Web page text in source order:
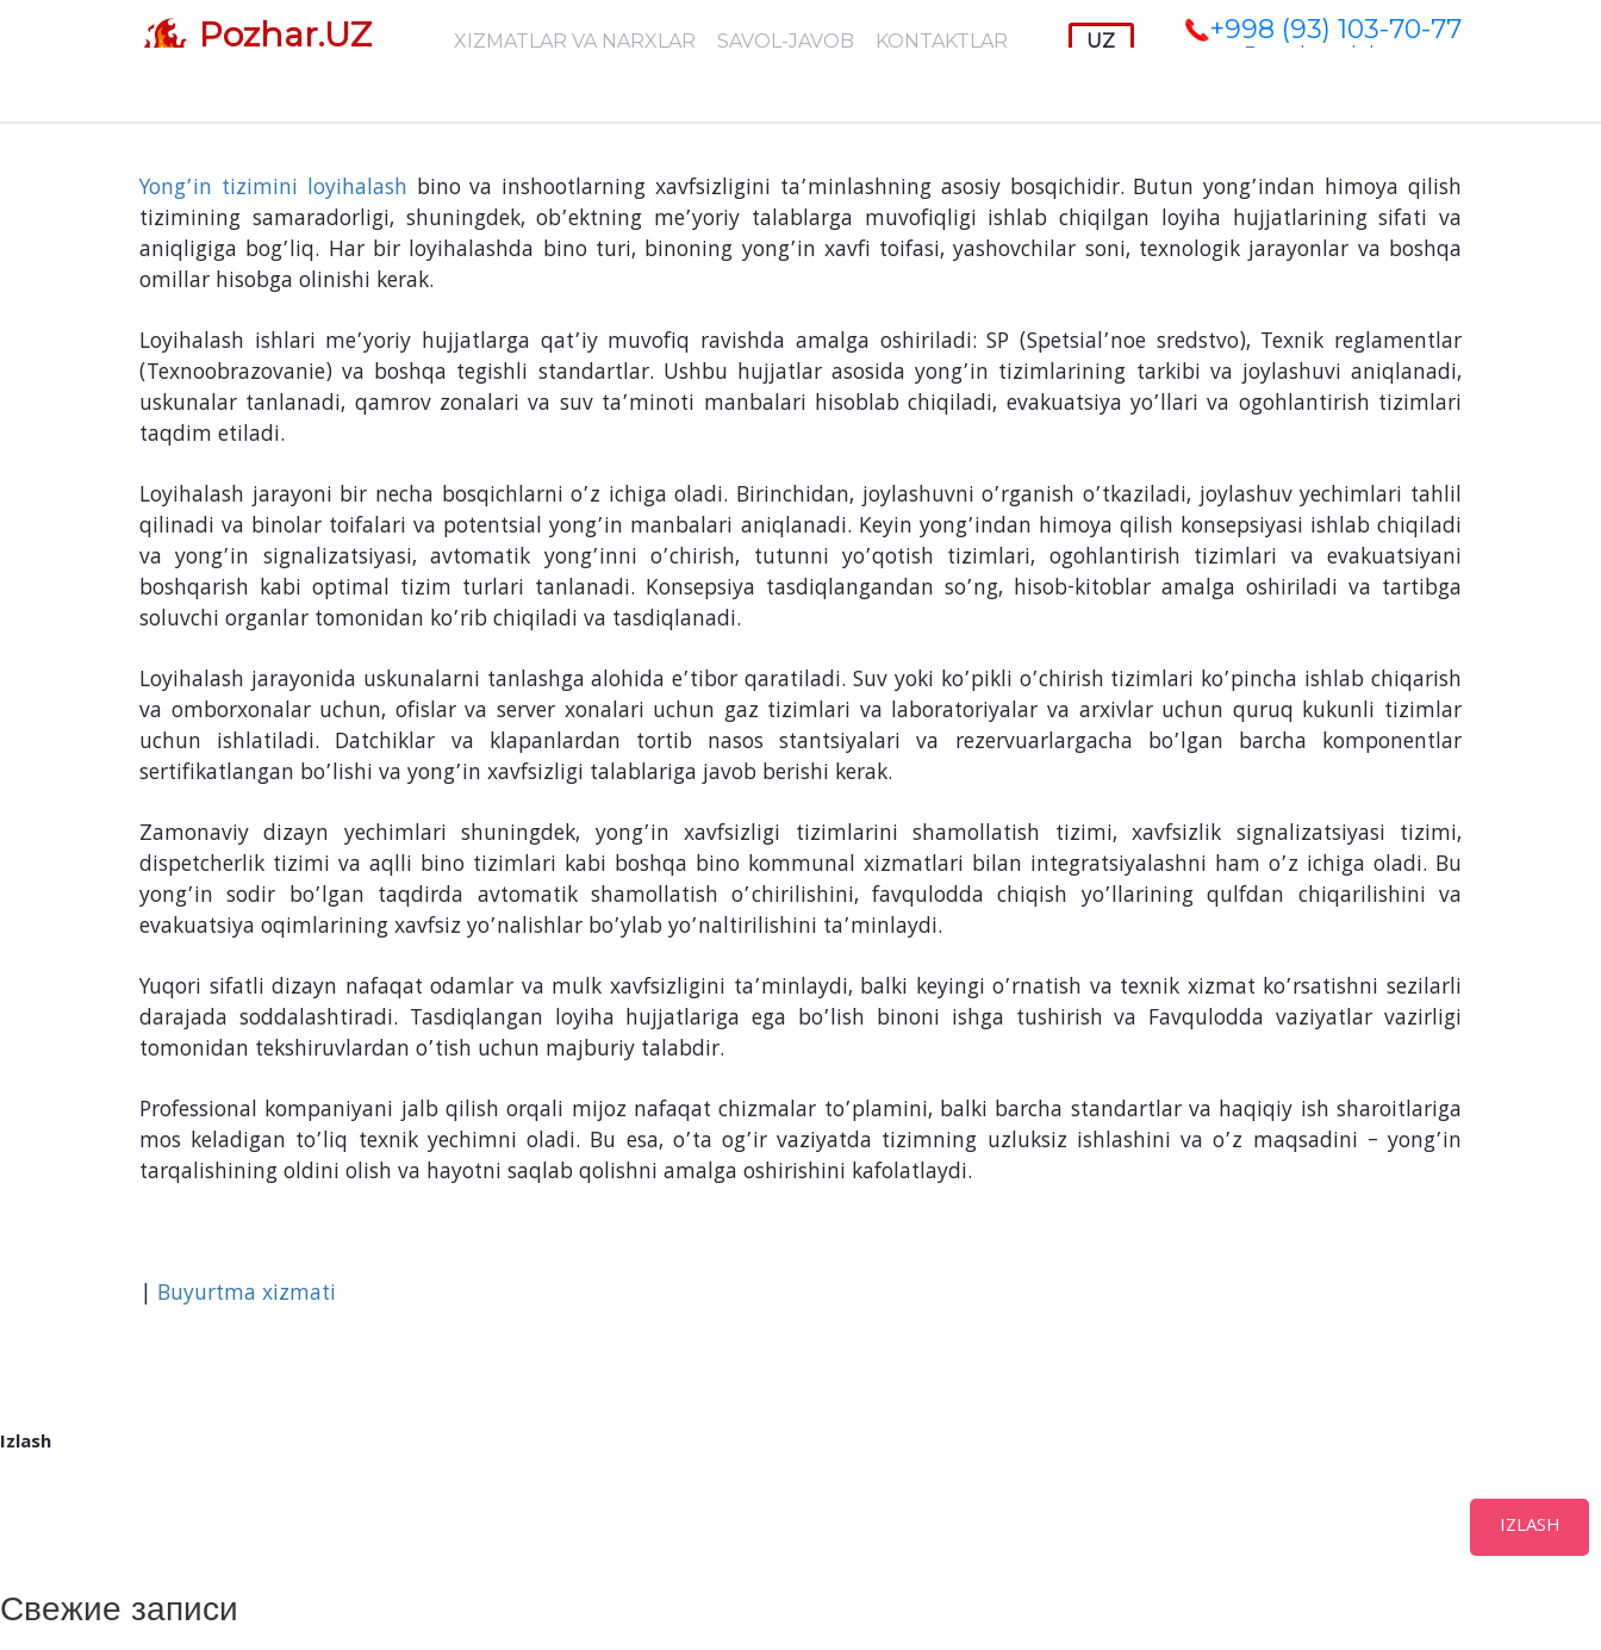
Pozhar.UZ XIZMATLAR VA NARXLAR SAVOL-JAVOB KONTAKTLAR +998 (93) 103-70-77
Bepul maslahat
Noyabr 2025
Yong’in tizimini loyihalash bino va inshootlarning xavfsizligini ta’minlashning asosiy bosqichidir. Butun yong’indan himoya qilish
tizimining samaradorligi, shuningdek, ob’ektning me’yoriy talablarga muvofiqligi ishlab chiqilgan loyiha hujjatlarining sifati va
aniqligiga bog’liq. Har bir loyihalashda bino turi, binoning yong’in xavfi toifasi, yashovchilar soni, texnologik jarayonlar va boshqa
omillar hisobga olinishi kerak.
Loyihalash ishlari me’yoriy hujjatlarga qat’iy muvofiq ravishda amalga oshiriladi: SP (Spetsial’noe sredstvo), Texnik reglamentlar
(Texnoobrazovanie) va boshqa tegishli standartlar. Ushbu hujjatlar asosida yong’in tizimlarining tarkibi va joylashuvi aniqlanadi,
uskunalar tanlanadi, qamrov zonalari va suv ta’minoti manbalari hisoblab chiqiladi, evakuatsiya yo’llari va ogohlantirish tizimlari
taqdim etiladi.
Loyihalash jarayoni bir necha bosqichlarni o’z ichiga oladi. Birinchidan, joylashuvni o’rganish o’tkaziladi, joylashuv yechimlari tahlil
qilinadi va binolar toifalari va potentsial yong’in manbalari aniqlanadi. Keyin yong’indan himoya qilish konsepsiyasi ishlab chiqiladi
va yong’in signalizatsiyasi, avtomatik yong’inni o’chirish, tutunni yo’qotish tizimlari, ogohlantirish tizimlari va evakuatsiyani
boshqarish kabi optimal tizim turlari tanlanadi. Konsepsiya tasdiqlangandan so’ng, hisob-kitoblar amalga oshiriladi va tartibga
soluvchi organlar tomonidan ko’rib chiqiladi va tasdiqlanadi.
Loyihalash jarayonida uskunalarni tanlashga alohida e’tibor qaratiladi. Suv yoki ko’pikli o’chirish tizimlari ko’pincha ishlab chiqarish
va omborxonalar uchun, ofislar va server xonalari uchun gaz tizimlari va laboratoriyalar va arxivlar uchun quruq kukunli tizimlar
uchun ishlatiladi. Datchiklar va klapanlardan tortib nasos stantsiyalari va rezervuarlargacha bo’lgan barcha komponentlar
sertifikatlangan bo’lishi va yong’in xavfsizligi talablariga javob berishi kerak.
Zamonaviy dizayn yechimlari shuningdek, yong’in xavfsizligi tizimlarini shamollatish tizimi, xavfsizlik signalizatsiyasi tizimi,
dispetcherlik tizimi va aqlli bino tizimlari kabi boshqa bino kommunal xizmatlari bilan integratsiyalashni ham o’z ichiga oladi. Bu
yong’in sodir bo’lgan taqdirda avtomatik shamollatish o’chirilishini, favqulodda chiqish yo’llarining qulfdan chiqarilishini va
evakuatsiya oqimlarining xavfsiz yo’nalishlar bo’ylab yo’naltirilishini ta’minlaydi.
Yuqori sifatli dizayn nafaqat odamlar va mulk xavfsizligini ta’minlaydi, balki keyingi o’rnatish va texnik xizmat ko’rsatishni sezilarli
darajada soddalashtiradi. Tasdiqlangan loyiha hujjatlariga ega bo’lish binoni ishga tushirish va Favqulodda vaziyatlar vazirligi
tomonidan tekshiruvlardan o’tish uchun majburiy talabdir.
Professional kompaniyani jalb qilish orqali mijoz nafaqat chizmalar to’plamini, balki barcha standartlar va haqiqiy ish sharoitlariga
mos keladigan to’liq texnik yechimni oladi. Bu esa, o’ta og’ir vaziyatda tizimning uzluksiz ishlashini va o’z maqsadini – yong’in
tarqalishining oldini olish va hayotni saqlab qolishni amalga oshirishini kafolatlaydi.
| Buyurtma xizmati
Izlash
IZLASH
Свежие записи